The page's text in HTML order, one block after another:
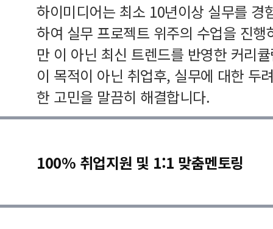
하이미디어는 최소 10년이상 실무를 경
하여 실무 프로젝트 위주의 수업을 진
만 이 아닌 최신 트렌드를 반영한 커리
이 목적이 아닌 취업후, 실무에 대한 두
한 고민을 말끔히 해결합니다.
100% 취업지원 및 1:1 맞춤멘토링